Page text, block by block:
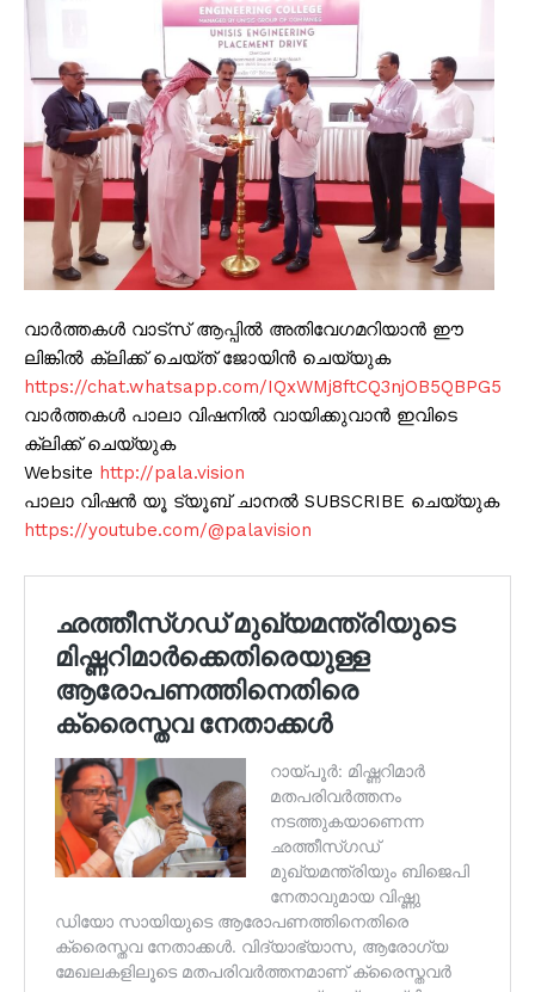
വാർത്തകൾ വാട്സ് ആപ്പിൽ അതിവേഗമറിയാൻ ഈ
ലിങ്കിൽ ക്ലിക്ക് ചെയ്ത് ജോയിൻ ചെയ്യുക
https://chat.whatsapp.com/IQxWMj8ftCQ3njOB5QBPG5
വാർത്തകൾ പാലാ വിഷനിൽ വായിക്കുവാൻ ഇവിടെ
ക്ലിക്ക് ചെയ്യുക
Website http://pala.vision
പാലാ വിഷൻ യൂ ട്യൂബ് ചാനൽ SUBSCRIBE ചെയ്യുക
https://youtube.com/@palavision